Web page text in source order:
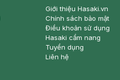
Giới thiệu Hasaki.vn
Chính sách bảo mật
Điều khoản sử dụng
Hasaki cẩm nang
Tuyển dụng
Liên hệ